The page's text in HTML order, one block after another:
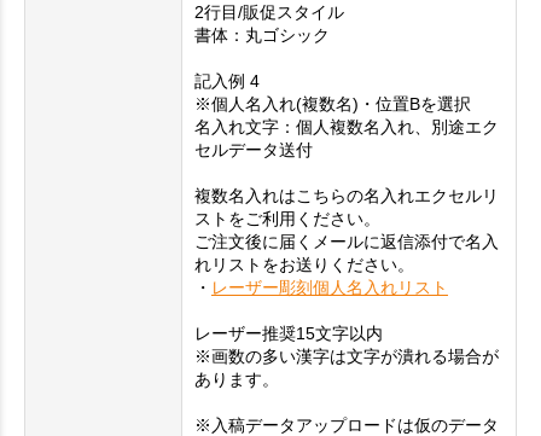
2行目/販促スタイル
書体：丸ゴシック
記入例 4
※個人名入れ(複数名)・位置Bを選択
名入れ文字：個人複数名入れ、別途エク
セルデータ送付
複数名入れはこちらの名入れエクセルリ
ストをご利用ください。
ご注文後に届くメールに返信添付で名入
れリストをお送りください。
・ レーザー彫刻個人名入れリスト
レーザー推奨15文字以内
※画数の多い漢字は文字が潰れる場合が
あります。
※入稿データアップロードは仮のデータ